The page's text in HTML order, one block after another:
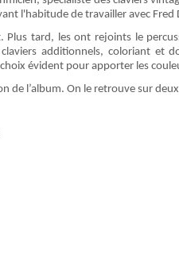
l'habitude de travailler avec
tard, les ont rejoints le
additionnels, coloriant et
évident pour apporter les
de l’album. On le retrouve sur